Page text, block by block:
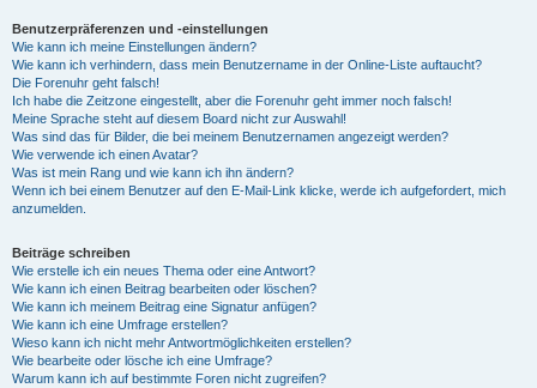
Benutzerpräferenzen und -einstellungen
Wie kann ich meine Einstellungen ändern?
Wie kann ich verhindern, dass mein Benutzername in der Online-Liste auftaucht?
Die Forenuhr geht falsch!
Ich habe die Zeitzone eingestellt, aber die Forenuhr geht immer noch falsch!
Meine Sprache steht auf diesem Board nicht zur Auswahl!
Was sind das für Bilder, die bei meinem Benutzernamen angezeigt werden?
Wie verwende ich einen Avatar?
Was ist mein Rang und wie kann ich ihn ändern?
Wenn ich bei einem Benutzer auf den E-Mail-Link klicke, werde ich aufgefordert, mich
anzumelden.
Beiträge schreiben
Wie erstelle ich ein neues Thema oder eine Antwort?
Wie kann ich einen Beitrag bearbeiten oder löschen?
Wie kann ich meinem Beitrag eine Signatur anfügen?
Wie kann ich eine Umfrage erstellen?
Wieso kann ich nicht mehr Antwortmöglichkeiten erstellen?
Wie bearbeite oder lösche ich eine Umfrage?
Warum kann ich auf bestimmte Foren nicht zugreifen?